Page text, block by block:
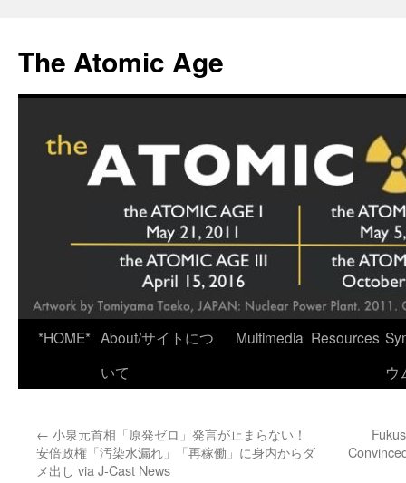
content
The Atomic Age
*HOME* About/サイトにつ
いて
Multimedia Resources
ウ
← 小泉元首相「原発ゼロ」発言が止まらない！
安倍政権「汚染水漏れ」「再稼働」に身内からダ
メ出し via J-Cast News